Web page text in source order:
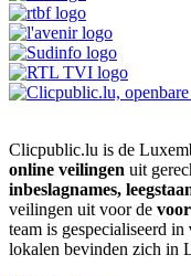
Clicpublic.lu is de
online veilingen uit
inbeslagnames,
veilingen uit voor de
team is gespecialiseerd in
lokalen bevinden zich in